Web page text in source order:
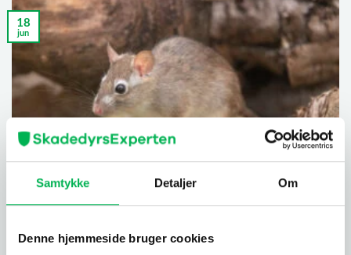
Samtykke Detaljer Om
Denne hjemmeside bruger cookies
Rotter » Den ultimative guide
18
jun